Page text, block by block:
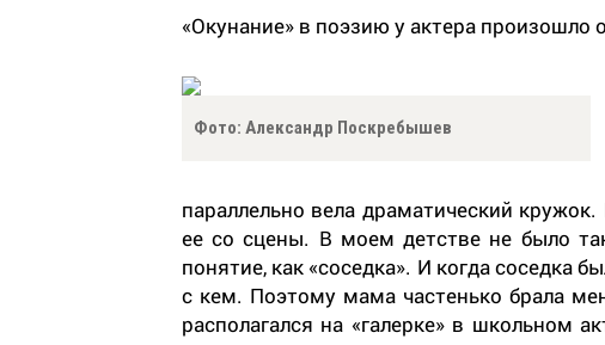
«Окунание» в поэзию у актера произошло
Фото: Александр Поскребышев
параллельно вела драматический
ее со сцены. В моем детстве не было
понятие, как «соседка». И когда соседка
с кем. Поэтому мама частенько брала
располагался на «галерке» в школьном